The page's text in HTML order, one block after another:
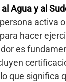
Agua y al
activa
hacer
es
lo que significa